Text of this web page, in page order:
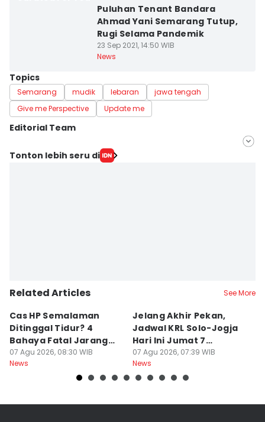
Puluhan Tenant Bandara
Ahmad Yani Semarang Tutup,
Rugi Selama Pandemik
23 Sep 2021, 14:50 WIB
News
Topics
Semarang mudik lebaran
jawa tengah
Give me Perspective
Update me
Editorial Team
Editor
Tonton lebih seru di
Related Articles See More
Cas HP Semalaman
Ditinggal Tidur? 4
Bahaya Fatal Jarang
Disadari Pekerja Kantor
07 Agu 2026, 08:30 WIB
News
Jelang Akhir Pekan,
Jadwal KRL Solo-Jogja
Hari Ini Jumat 7
Agustus, Lengkap!
07 Agu 2026, 07:39 WIB
News